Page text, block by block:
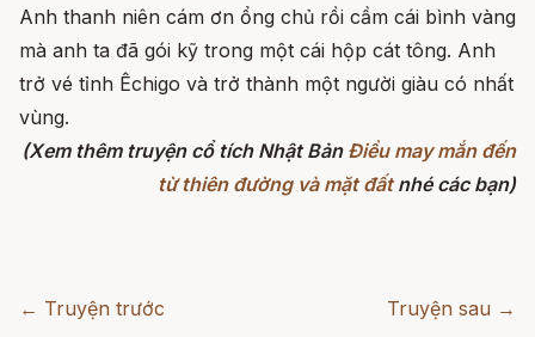
Anh thanh niên cám ơn ổng chủ rồi cầm cái bình vàng
mà anh ta đã gói kỹ trong một cái hộp cát tông. Anh
trở vé tỉnh Êchigo và trở thành một người giàu có nhất
vùng.
(Xem thêm truyện cổ tích Nhật Bản Điều may mắn đến
từ thiên đường và mặt đấtnhé các bạn)
← Truyện trước Truyện sau →